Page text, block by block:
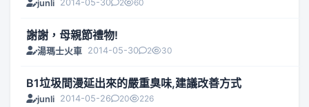
junli 2014-05-30 2 60
謝謝，母親節禮物!
湯瑪士火車 2014-05-30 2 30
B1垃圾間漫延出來的嚴重臭味,建議改善方式
junli 2014-05-26 20 226